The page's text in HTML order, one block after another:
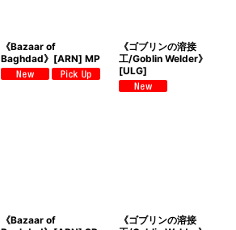
《Bazaar of
Baghdad》[ARN] MP
《ゴブリンの溶接
工/Goblin Welder》
[ULG]
《Bazaar of
《ゴブリンの溶接